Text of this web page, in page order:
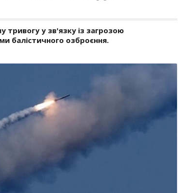
тривогу у зв'язку із загрозою
балістичного озброєння.